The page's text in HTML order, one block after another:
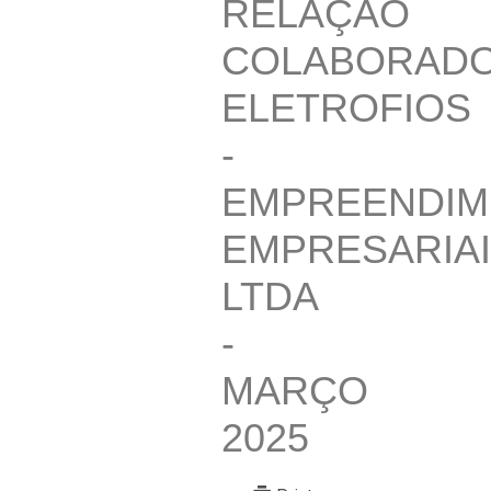
RELAÇÃO
ELETROFIOS
-
LTDA
-
MARÇO
2025